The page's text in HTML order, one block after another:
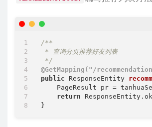
        }
/**
* 查询分页推荐好友列表
*/
@GetMapping("/
public ResponseEntity
PageResult pr =
return